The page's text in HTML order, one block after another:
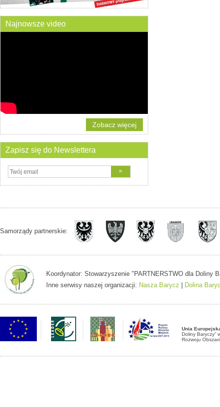
Najnowsze video
Zobacz więcej
Zapisz się do Newslettera
Samorządy partnerskie:
Koordynator: Stowarzyszenie "PARTNERSTWO dla
Inne serwisy naszej organizacji: Nasza Barycz Dolina
Unia
Doliny Baryczy”
Rozwoju